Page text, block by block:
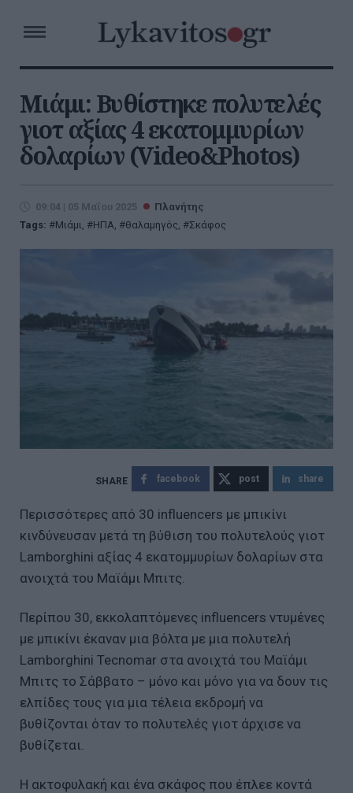
Μιάμι: Βυθίστηκε πολυτελές
γιοτ αξίας 4 εκατομμυρίων
δολαρίων (Video&Photos)
09:04 | 05 Μαΐου 2025
Πλανήτης
Tags:
Μιάμι, ΗΠΑ, θαλαμηγός, Σκάφος
facebook post share
Περισσότερες από 30 influencers με μπικίνι
κινδύνευσαν μετά τη βύθιση του πολυτελούς γιοτ
Lamborghini αξίας 4 εκατομμυρίων δολαρίων στα
ανοιχτά του Μαϊάμι Μπιτς.
Περίπου 30, εκκολαπτόμενες influencers ντυμένες
με μπικίνι έκαναν μια βόλτα με μια πολυτελή
Lamborghini Tecnomar στα ανοιχτά του Μαϊάμι
Μπιτς το Σάββατο – μόνο και μόνο για να δουν τις
ελπίδες τους για μια τέλεια εκδρομή να
βυθίζονται όταν το πολυτελές γιοτ άρχισε να
βυθίζεται.
Η ακτοφυλακή και ένα σκάφος που έπλεε κοντά